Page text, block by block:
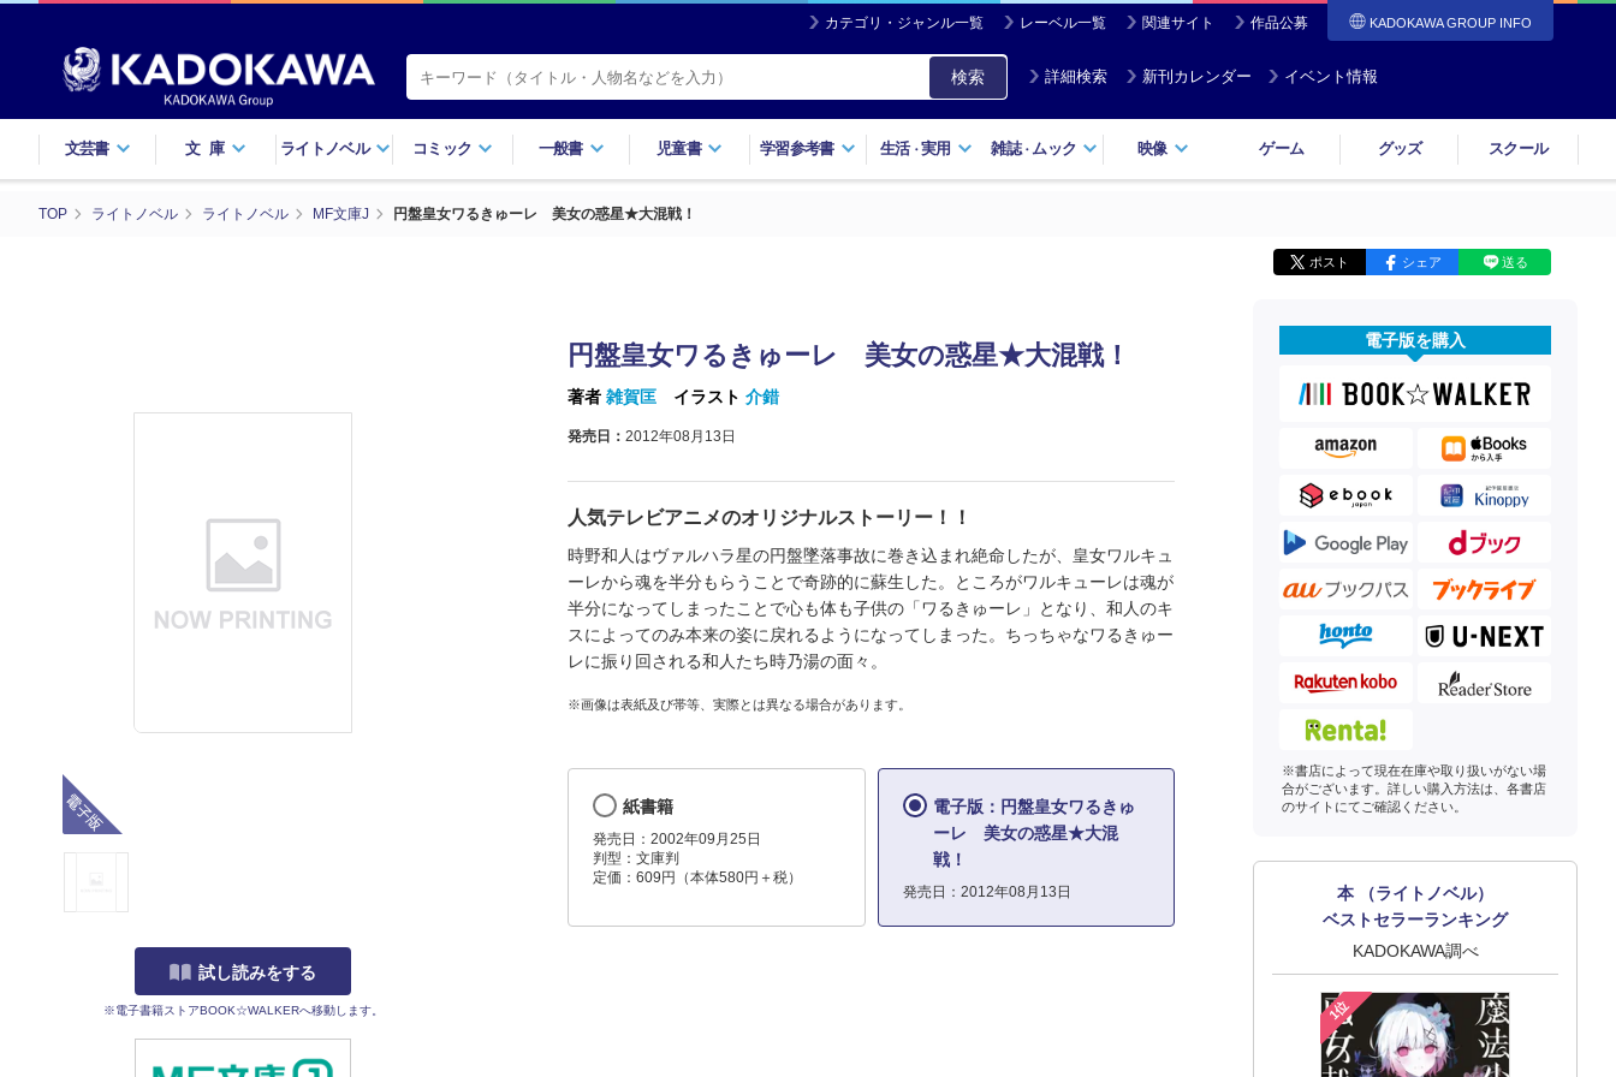
カテゴリ・ジャンル一覧 レーベル一覧 関連サイト 作品公募 KADOKAWA GROUP INFO
検索 詳細検索 新刊カレンダー イベント情報
文芸書 文庫 ライトノベル コミック 一般書 児童書 学習参考書 生活・実用 雑誌・ ムック 映像 ゲーム グッズ スクール
TOP ライトノベル ライトノベル MF文庫J 円盤皇女ワるきゅーレ 美女の惑星★大混戦！
ポスト シェア 送る
試し読みをする
※電子書籍ストアBOOK☆WALKERへ移動します。
円盤皇女ワるきゅーレ 美女の惑星★大混戦！
著者 雑賀匡 イラスト 介錯
発売日： 2012年08月13日
人気テレビアニメのオリジナルストーリー！！
時野和人はヴァルハラ星の円盤墜落事故に巻き込まれ絶命したが、皇女ワルキュ
ーレから魂を半分もらうことで奇跡的に蘇生した。ところがワルキューレは魂が
半分になってしまったことで心も体も子供の「ワるきゅーレ」となり、和人のキ
スによってのみ本来の姿に戻れるようになってしまった。ちっちゃなワるきゅー
レに振り回される和人たち時乃湯の面々。
※画像は表紙及び帯等、実際とは異なる場合があります。
紙書籍
発売日：2002年09月25日
判型：文庫判
定価：609円（本体580円＋税）
電子版：円盤皇女ワるきゅ
ーレ 美女の惑星★大混
戦！
発売日：2012年08月13日
電子版を購入
※書店によって現在在庫や取り扱いがない場
合がございます。詳しい購入方法は、各書店
のサイトにてご確認ください。
本 （ライトノベル）
ベストセラーランキング
KADOKAWA調べ
1位